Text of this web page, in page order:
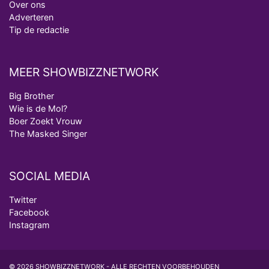
Over ons
Adverteren
Tip de redactie
MEER SHOWBIZZNETWORK
Big Brother
Wie is de Mol?
Boer Zoekt Vrouw
The Masked Singer
SOCIAL MEDIA
Twitter
Facebook
Instagram
© 2026 SHOWBIZZNETWORK - ALLE RECHTEN VOORBEHOUDEN